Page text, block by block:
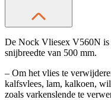
De Nock Vliesex V560N is
snijbreedte van 500 mm.
– Om het vlies te
kalfsvlees, lam, kalkoen,
zoals varkenslende te